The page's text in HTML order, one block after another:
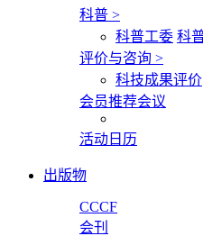
科普 >
科普工委 科
评价与咨询 >
科技成果评价
会员推荐会议
活动日历
出版物
CCCF
会刊